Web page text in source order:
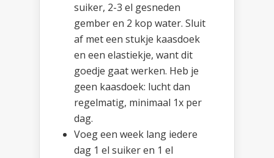
suiker, 2-3 el gesneden
gember en 2 kop water. Sluit
af met een stukje kaasdoek
en een elastiekje, want dit
goedje gaat werken. Heb je
geen kaasdoek: lucht dan
regelmatig, minimaal 1x per
dag.
Voeg een week lang iedere
dag 1 el suiker en 1 el